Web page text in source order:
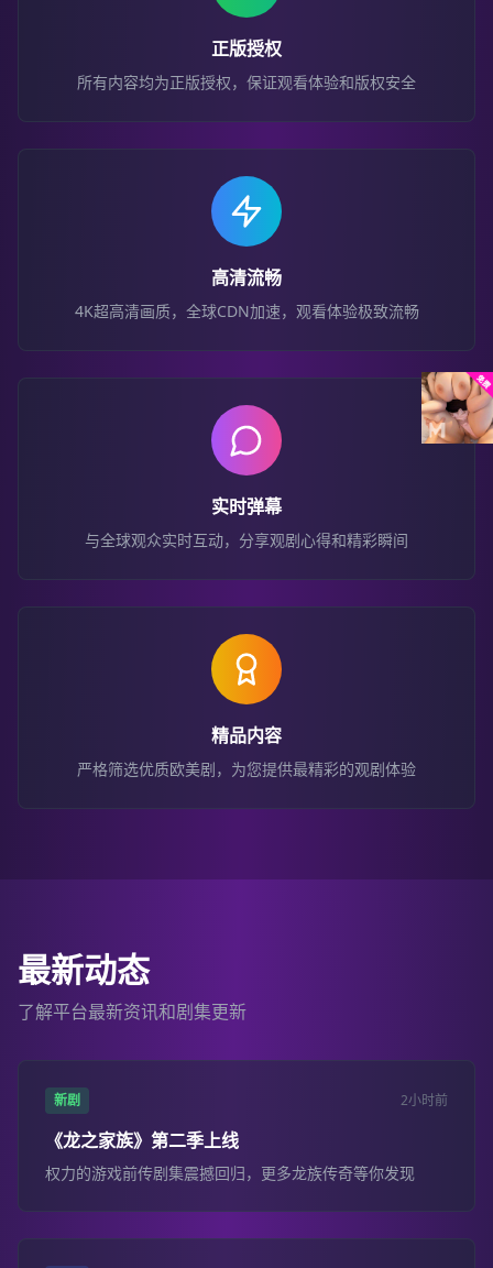
正版授权
所有内容均为正版授权，保证观看体验和版权安全
高清流畅
4K超高清画质，全球CDN加速，观看体验极致流畅
实时弹幕
与全球观众实时互动，分享观剧心得和精彩瞬间
精品内容
严格筛选优质欧美剧，为您提供最精彩的观剧体验
最新动态
了解平台最新资讯和剧集更新
新剧 2小时前
《龙之家族》第二季上线
权力的游戏前传剧集震撼回归，更多龙族传奇等你发现